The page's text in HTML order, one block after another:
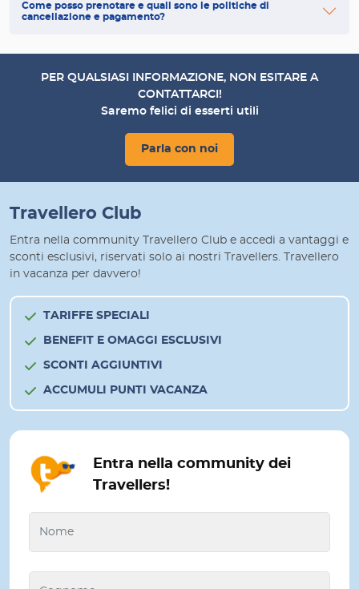
Come posso prenotare e quali sono le politiche di
cancellazione e pagamento?
PER QUALSIASI INFORMAZIONE, NON ESITARE A
CONTATTARCI!
Saremo felici di esserti utili
Parla con noi
Travellero Club
Entra nella community Travellero Club e accedi a vantaggi e
sconti esclusivi, riservati solo ai nostri Travellers. Travellero
in vacanza per davvero!
TARIFFE SPECIALI
BENEFIT E OMAGGI ESCLUSIVI
SCONTI AGGIUNTIVI
ACCUMULI PUNTI VACANZA
Entra nella community dei
Travellers!